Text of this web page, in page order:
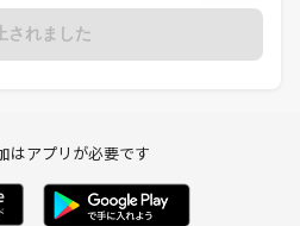
されました
はアプリが必要です